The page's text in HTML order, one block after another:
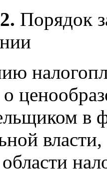
Порядок
в